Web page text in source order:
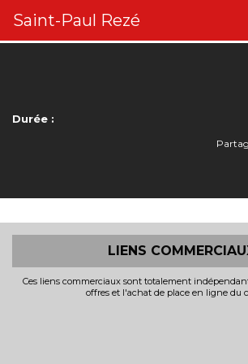
Saint-Paul Rezé
Durée :
LIENS
Ces liens commerciaux sont totalement
offres et l'achat de place en ligne du